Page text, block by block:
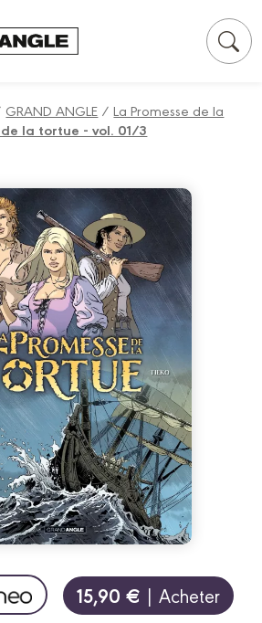
GRAND ANGLE /La Promesse de la
de la tortue - vol. 01/3
15,90 € | Acheter